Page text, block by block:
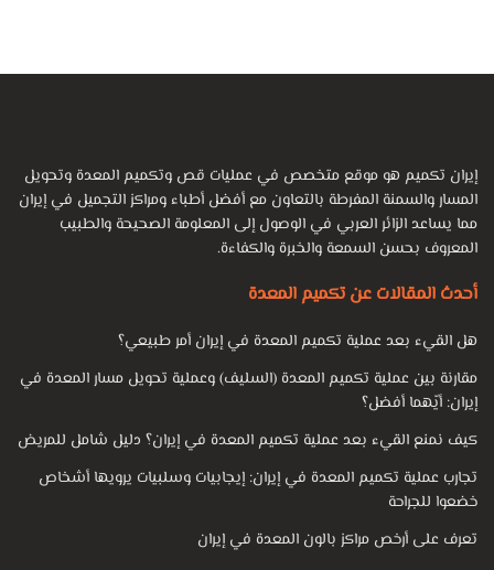
إيران تكميم هو موقع متخصص في عمليات قص وتكميم المعدة وتحويل
المسار والسمنة المفرطة بالتعاون مع أفضل أطباء ومراكز التجميل في إيران
مما يساعد الزائر العربي في الوصول إلى المعلومة الصحيحة والطبيب
المعروف بحسن السمعة والخبرة والكفاءة.
أحدث المقالات عن تكميم المعدة
هل القيء بعد عملية تكميم المعدة في إيران أمر طبيعي؟
مقارنة بين عملية تكميم المعدة (السليف) وعملية تحويل مسار المعدة في
إيران: أيّهما أفضل؟
كيف نمنع القيء بعد عملية تكميم المعدة في إيران؟ دليل شامل للمريض
تجارب عملية تكميم المعدة في إيران: إيجابيات وسلبيات يرويها أشخاص
خضعوا للجراحة
تعرف على أرخص مراكز بالون المعدة في إيران